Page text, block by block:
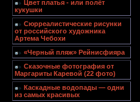
Цвет платья - или полёт
кукушки
Сюрреалистические рисунки
от российского художника
Артема Чебохи
«Черный пляж» Рейнисфияра
Сказочные фотография от
Маргариты Каревой (22 фото)
Каскадные водопады — одни
из самых красивых